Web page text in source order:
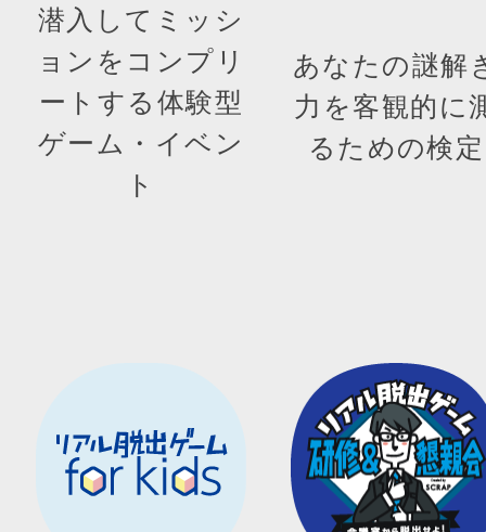
潜入してミッシ
ョンをコンプリ
ートする体験型
ゲーム・イベン
ト
あなたの謎解
力を客観的に
るための検定